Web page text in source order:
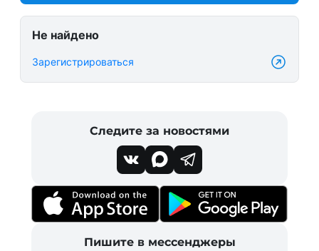
Не найдено
Зарегистрироваться
Следите за новостями
Пишите в мессенджеры